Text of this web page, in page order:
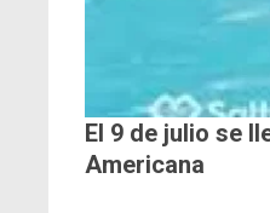
El 9 de julio se
Americana